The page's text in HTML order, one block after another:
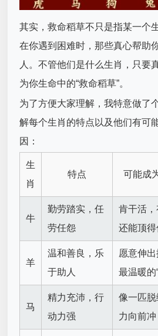
其实，救命稻草不只是指某一个
在你遇到困难时，那些真心帮助
人。不管他们是什么生肖，只要
为你生命中的“救命稻草”。
为了方便大家理解，我特意做了
解每个生肖的特点以及他们有可
因：
生
肖
特点 可能成
牛
勤劳踏实，任
劳任怨
肯干活，
还能顶得
羊
温和善良，乐
于助人
愿意伸
最温暖的
马
精力充沛，行
动力强
像一匹
力向前